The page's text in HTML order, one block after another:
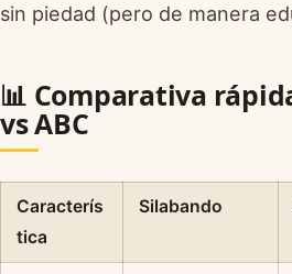
sin piedad (pero de manera
📊 Comparativa
vs ABC
Caracterís
tica
Silabando